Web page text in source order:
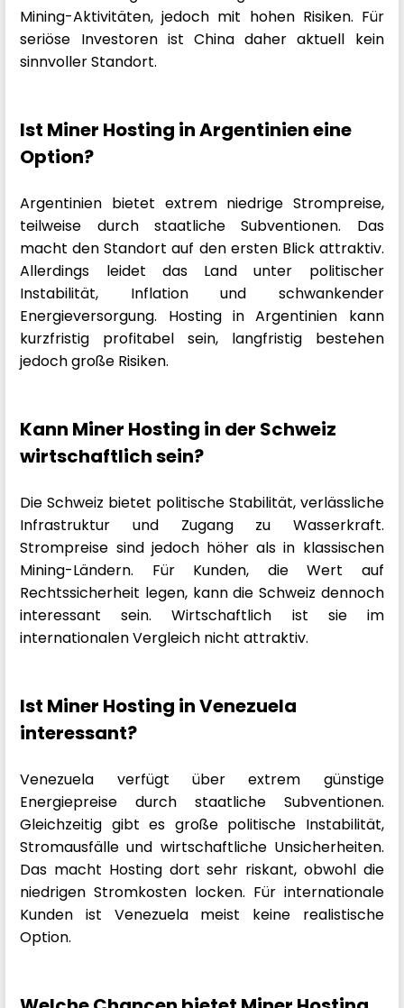
Mining-Aktivitäten, jedoch mit hohen Risiken. Für
seriöse Investoren ist China daher aktuell kein
sinnvoller Standort.
Ist Miner Hosting in Argentinien eine
Option?
Argentinien bietet extrem niedrige Strompreise,
teilweise durch staatliche Subventionen. Das
macht den Standort auf den ersten Blick attraktiv.
Allerdings leidet das Land unter politischer
Instabilität, Inflation und schwankender
Energieversorgung. Hosting in Argentinien kann
kurzfristig profitabel sein, langfristig bestehen
jedoch große Risiken.
Kann Miner Hosting in der Schweiz
wirtschaftlich sein?
Die Schweiz bietet politische Stabilität, verlässliche
Infrastruktur und Zugang zu Wasserkraft.
Strompreise sind jedoch höher als in klassischen
Mining-Ländern. Für Kunden, die Wert auf
Rechtssicherheit legen, kann die Schweiz dennoch
interessant sein. Wirtschaftlich ist sie im
internationalen Vergleich nicht attraktiv.
Ist Miner Hosting in Venezuela
interessant?
Venezuela verfügt über extrem günstige
Energiepreise durch staatliche Subventionen.
Gleichzeitig gibt es große politische Instabilität,
Stromausfälle und wirtschaftliche Unsicherheiten.
Das macht Hosting dort sehr riskant, obwohl die
niedrigen Stromkosten locken. Für internationale
Kunden ist Venezuela meist keine realistische
Option.